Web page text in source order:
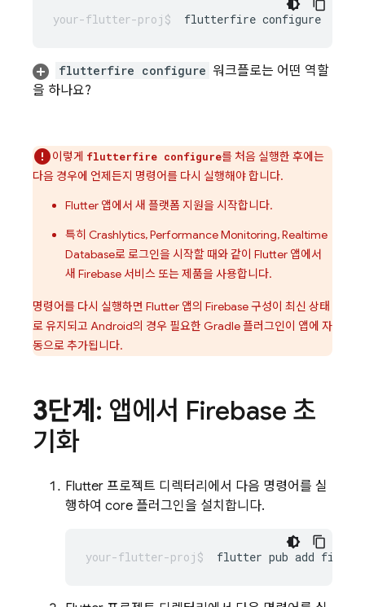
flutterfire
flutterfire configure 워크플로는 어떤 역할
을 하나요?
이렇게 flutterfire configure를 처음 실행한 후에는
다음 경우에 언제든지 명령어를 다시 실행해야 합니다.
Flutter 앱에서 새 플랫폼 지원을 시작합니다.
특히 Crashlytics,Performance Monitoring,Realtime
Database로 로그인을 시작할 때와 같이 Flutter 앱에서
새 Firebase 서비스 또는 제품을 사용합니다.
명령어를 다시 실행하면 Flutter 앱의 Firebase 구성이 최신 상태
로 유지되고 Android의 경우 필요한 Gradle 플러그인이 앱에 자
동으로 추가됩니다.
3단계 : 앱에서 Firebase 초
기화
Flutter 프로젝트 디렉터리에서 다음 명령어를 실
행하여 core 플러그인을 설치합니다.
flutter pub add